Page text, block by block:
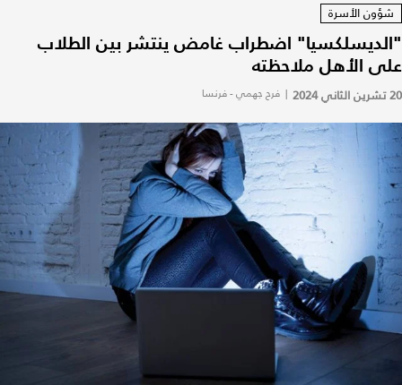
شؤون الأسرة
"الديسلكسيا" اضطراب غامض ينتشر بين الطلاب
على الأهل ملاحظته
20 تشرين الثاني 2024 | فرح جهمي - فرنسا